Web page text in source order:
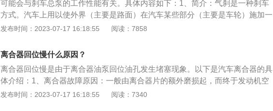
况要到修理厂或4s店请专业人士进行检测和修理。刹车油缺失：刹车油缺失是导
致刹车回位不彻底的关键原因，这种状况要立刻检测刹车油，立刻对其进行更换
和补冲。
可能会与刹车总泵的工作性能有关。具体内容如下：1、简介：气刹是一种刹车
方式。汽车上用以使外界（主要是路面）在汽车某些部分（主要是车轮）施加一
定的力，从而对其进行一定程度的强制制动的一系列专门装置统称为制动系统。
动、辅助制动。驻车制动又可分为中央盘式制动和储能弹簧制动，而储能弹簧制
动则俗称为“断气刹”。2、组成：普通气刹制动系统由制动操纵机构、双回路制动
机构、中央盘式制动机构、制动器、空压机等组成。其中制动操纵机构包括制动
踏板、踏板吊挂等；双回路制动机构包括储气筒、制动阀、低压报警器、气压调
节器、制动管、换向阀、继动阀、安全阀、放水阀；中央盘式制动机构包括驻车
发布时间：2023-07-17 16:18:55 阅读：7858
离合器回位慢什么原因？
离合器回位慢是由于离合器油泵回位油孔发生堵塞现象。以下是汽车离合器的具
体介绍：1、离合器故障原因：一般由离合器片的额外磨损起，而终于发动机空
转，离合器损坏。所以在应对方面，主要是磨损阶段和损坏程度的判断，以防止
发布时间：2023-07-17 16:18:55 阅读：7340